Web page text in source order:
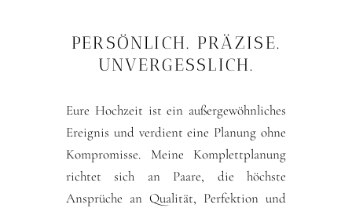
PERSÖNLICH. PRÄZISE.
UNVERGESSLICH.
Eure Hochzeit ist ein außergewöhnliches
Ereignis und verdient eine Planung ohne
Kompromisse. Meine Komplettplanung
richtet sich an Paare, die höchste
Ansprüche an Qualität, Perfektion und